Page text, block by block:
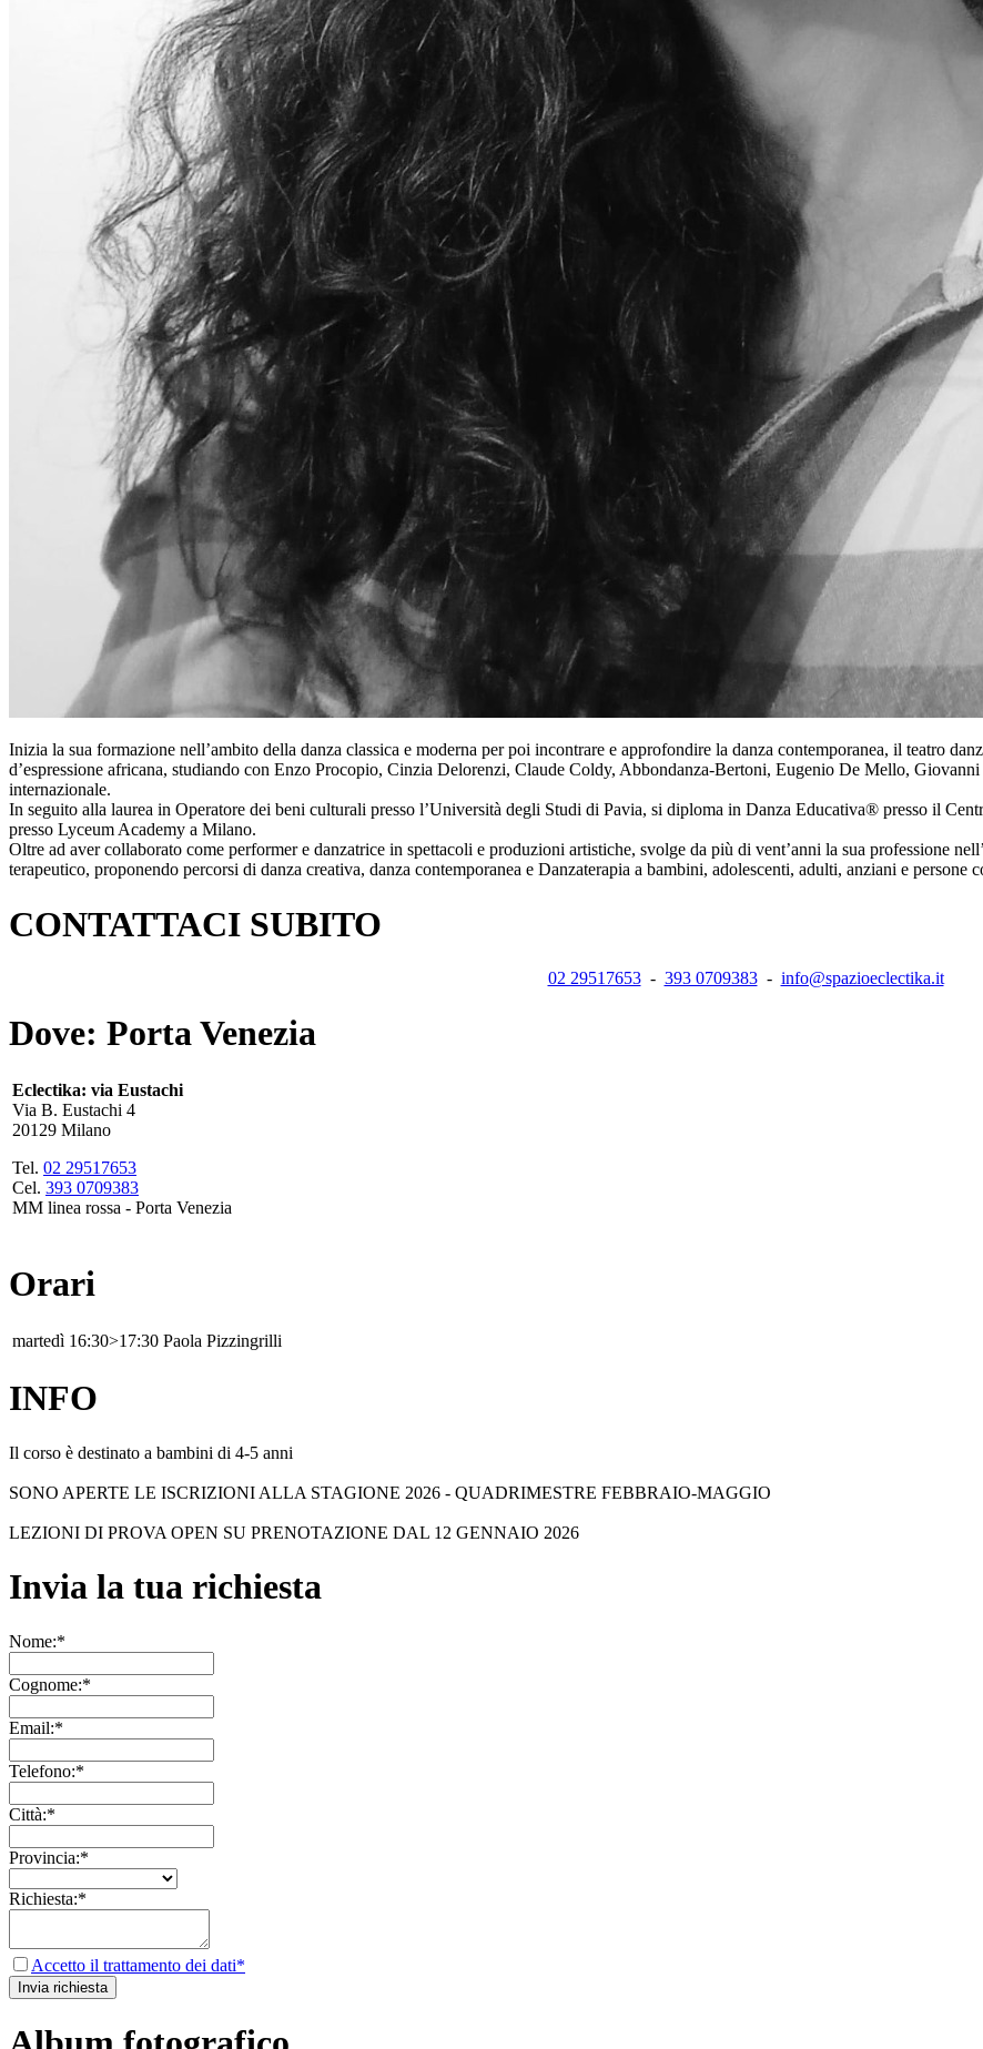
Inizia la sua formazione nell’ambito della danza classica e moderna per poi incontrare e approfondire la danza contemporanea, il teatro
d’espressione africana, studiando con Enzo Procopio, Cinzia Delorenzi, Claude Coldy, Abbondanza-Bertoni, Eugenio De Mello,
internazionale.
In seguito alla laurea in Operatore dei beni culturali presso l’Università degli Studi di Pavia, si diploma in Danza Educativa® presso il
presso Lyceum Academy a Milano.
Oltre ad aver collaborato come performer e danzatrice in spettacoli e produzioni artistiche, svolge da più di vent’anni la sua professione
terapeutico, proponendo percorsi di danza creativa, danza contemporanea e Danzaterapia a bambini, adolescenti, adulti, anziani e persone
CONTATTACI SUBITO
02 29517653- 393 0709383- info@spazioeclectika.it
Dove: Porta Venezia
Eclectika: via Eustachi
Via B. Eustachi 4
20129 Milano
Tel. 02 29517653
Cel. 393 0709383
MM linea rossa - Porta Venezia
Orari
martedì 16:30>17:30 Paola Pizzingrilli
INFO
Il corso è destinato a bambini di 4-5 anni
SONO APERTE LE ISCRIZIONI ALLA STAGIONE 2026 - QUADRIMESTRE FEBBRAIO-MAGGIO
LEZIONI DI PROVA OPEN SU PRENOTAZIONE DAL 12 GENNAIO 2026
Invia la tua richiesta
Nome:*
Cognome:*
Email:*
Telefono:*
Città:*
Provincia:*
Richiesta:*
Accetto il trattamento dei dati*